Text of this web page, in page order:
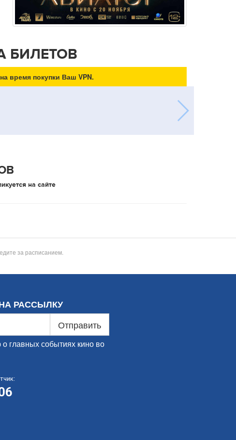
БИЛЕТОВ
время покупки Ваш VPN.
на сайте
за расписанием.
РАССЫЛКУ
Отправить
главных событиях кино во